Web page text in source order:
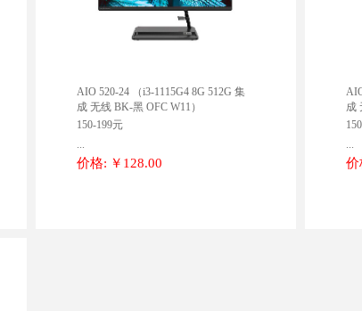
AIO 520-24 （i3-1115G4 8G 512G 集
成 无线 BK-黑 OFC W11）
150-199元
...
价格: ￥128.00
成
...
价